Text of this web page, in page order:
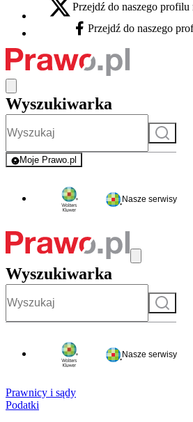
X - otwiera się w nowej karcie
Przejdź do naszego
Facebook - otwiera się w nowej
Przejdź do naszego
Wyszukiwarka
Szukaj
Moje Prawo.pl
- rejestracja i logowanie do serwisu
Nasze serwisy
Wyszukiwarka
Szukaj
Nasze serwisy
Prawnicy i sądy
Podatki